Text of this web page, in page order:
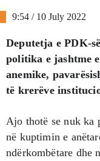
9:54 / 10 July 2022
Deputetja e PDK-
politika e jashtme
anemike,
të krerëve
Ajo thotë se nuk ka
në kuptimin e
ndërkombëtare dhe